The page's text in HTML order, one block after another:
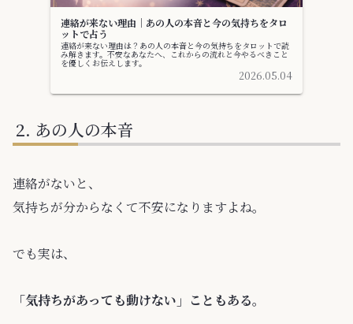
連絡が来ない理由｜あの人の本音と今の気持ちをタロ
ットで占う
連絡が来ない理由は？あの人の本音と今の気持ちをタロットで読
み解きます。不安なあなたへ、これからの流れと今やるべきこと
を優しくお伝えします。
2026.05.04
あの人の本音
連絡がないと、
気持ちが分からなくて不安になりますよね。
でも実は、
「気持ちがあっても動けない」こともある。